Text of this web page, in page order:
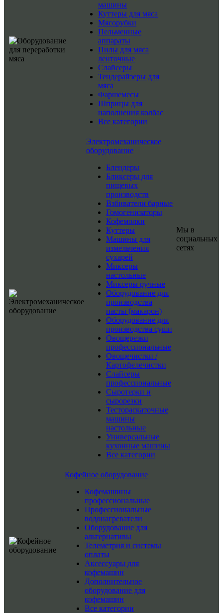
машины
Куттеры для мяса
Мясорубки
Пельменные
аппараты
Пилы для мяса
ленточные
Слайсеры
Тендерайзеры для
мяса
Фаршемесы
Шприцы для
наполнения колбас
Все категории
Электромеханическое
оборудование
Блендеры
Бликсеры для
пищевых
производств
Взбиватели барные
Гомогенизаторы
Кофемолки
Куттеры
Машины для
измельчения
сухарей
Миксеры
настольные
Миксеры ручные
Оборудование для
производства
пасты (макарон)
Оборудование для
производства суши
Овощерезки
профессиональные
Овощечистки /
Картофелечистки
Слайсеры
профессиональные
Сыротерки и
сырорезки
Тестораскаточные
машины
настольные
Универсальные
кухонные машины
Все категории
Кофейное оборудование
Кофемашины
профессиональные
Профессиональные
водонагреватели
Оборудование для
альтернативы
Телеметрия и системы
оплаты
Аксессуары для
кофемашин
Дополнительное
оборудование для
кофемашин
Все категории
Мы в
социальных
сетях